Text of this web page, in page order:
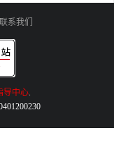
联系我们
导中心.